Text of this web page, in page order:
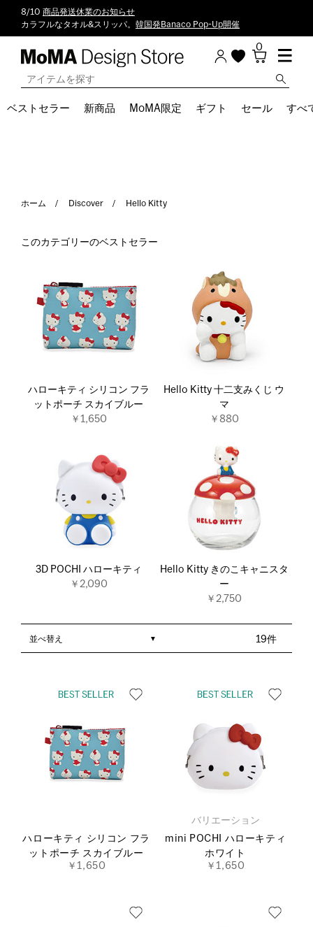
8/10 商品発送休業のお知らせ
カラフルなタオル&スリッパ。 韓国発Banaco Pop-Up開催
0
ベストセラー 新商品 MoMA限定 ギフト セール すべ
ホーム Discover Hello Kitty
このカテゴリーのベストセラー
ハローキティ シリコン フラ
ットポーチ スカイブルー
￥1,650
Hello Kitty 十二支みくじ ウ
マ
￥880
3D POCHI ハローキティ
￥2,090
Hello Kitty きのこキャニスタ
ー
￥2,750
19件
並べ替え
ハローキティ シリコン フラ
ットポーチ スカイブルー
￥1,650
バリエーション
mini POCHI ハローキティ
ホワイト
￥1,650